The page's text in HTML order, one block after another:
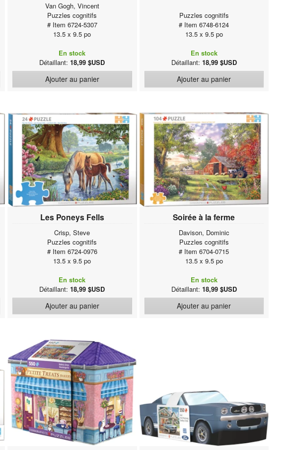
Van Gogh, Vincent
Puzzles cognitifs
# Item 6724-5307
13.5 x 9.5 po
En stock
Détaillant:18,99 $USD
Ajouter au panier
Puzzles cognitifs
# Item 6748-6124
13.5 x 9.5 po
En stock
Détaillant: 18,99 $USD
Ajouter au panier
Les Poneys Fells
Crisp, Steve
Puzzles cognitifs
# Item 6724-0976
13.5 x 9.5 po
En stock
Détaillant:18,99 $USD
Ajouter au panier
Soirée à la ferme
Davison, Dominic
Puzzles cognitifs
# Item 6704-0715
13.5 x 9.5 po
En stock
Détaillant: 18,99 $USD
Ajouter au panier